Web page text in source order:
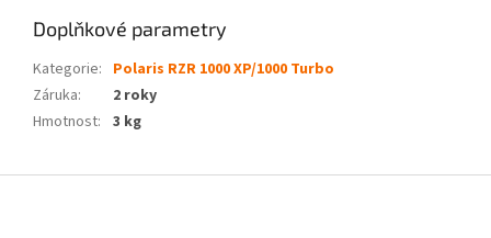
Doplňkové parametry
Kategorie: Polaris RZR 1000 XP/1000 Turbo
Záruka:
2 roky
Hmotnost: 3 kg